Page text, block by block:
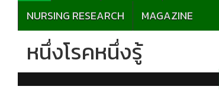
NURSING RESEARCH
MAGAZINE
หนึ่งโรคหนึ่งรู้